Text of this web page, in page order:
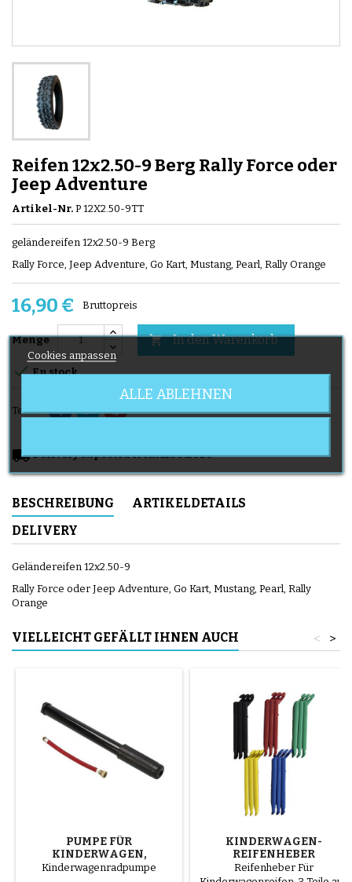
Reifen 12x2.50-9 Berg Rally Force oder
Jeep Adventure
Artikel-Nr. P 12X2.50-9TT
geländereifen 12x2.50-9 Berg
Rally Force, Jeep Adventure, Go Kart, Mustang, Pearl, Rally Orange
16,90 € Bruttopreis
Menge  In den Warenkorb
En stock
Teilen
local_shippingDelivery expected from 11.08.2026
BESCHREIBUNG
ARTIKELDETAILS
DELIVERY
Geländereifen 12x2.50-9
Rally Force oder Jeep Adventure, Go Kart, Mustang, Pearl, Rally
Orange
VIELLEICHT GEFÄLLT IHNEN AUCH >
<
PUMPE FÜR
KINDERWAGEN,
FAHRRAD, ROLLER
Kinderwagenradpumpe
KINDERWAGEN-
REIFENHEBER
ZUFALLSFARBE 1 SATZ
VON 3 STÜCK
Reifenheber Für
Cookies anpassen
ALLE ABLEHNEN